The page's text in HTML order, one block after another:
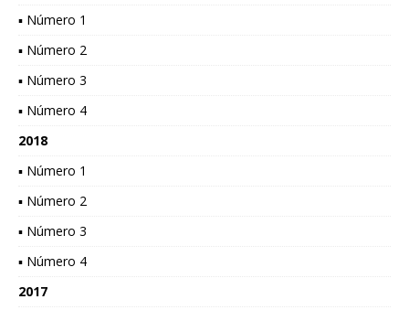
▪ Número 1
▪ Número 2
▪ Número 3
▪ Número 4
2018
▪ Número 1
▪ Número 2
▪ Número 3
▪ Número 4
2017